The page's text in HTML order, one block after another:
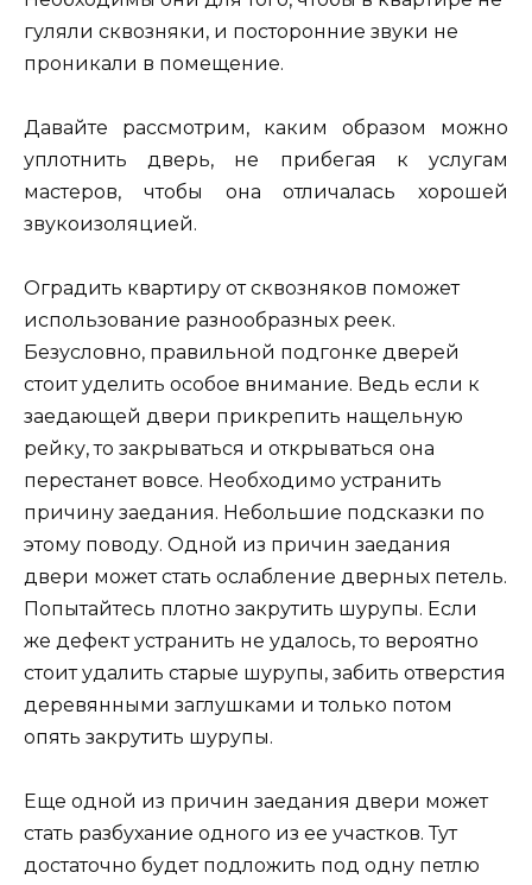
гуляли сквозняки, и посторонние звуки не
проникали в помещение.
Давайте рассмотрим, каким образом можно
уплотнить дверь, не прибегая к услугам
мастеров, чтобы она отличалась хорошей
звукоизоляцией.
Оградить квартиру от сквозняков поможет
использование разнообразных реек.
Безусловно, правильной подгонке дверей
стоит уделить особое внимание. Ведь если к
заедающей двери прикрепить нащельную
рейку, то закрываться и открываться она
перестанет вовсе. Необходимо устранить
причину заедания. Небольшие подсказки по
этому поводу. Одной из причин заедания
двери может стать ослабление дверных петель.
Попытайтесь плотно закрутить шурупы. Если
же дефект устранить не удалось, то вероятно
стоит удалить старые шурупы, забить отверстия
деревянными заглушками и только потом
опять закрутить шурупы.
Еще одной из причин заедания двери может
стать разбухание одного из ее участков. Тут
достаточно будет подложить под одну петлю